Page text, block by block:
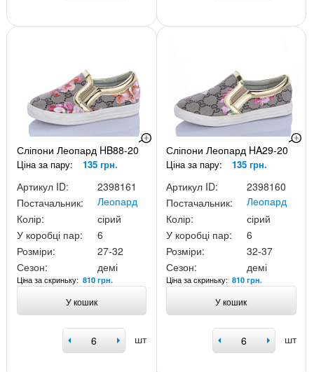
Сліпони Леопард HB88-20
Ціна за пару: 135 грн.
Артикул ID:
2398161
Постачальник:
Леопард
Колір:
сірий
У коробці пар:
6
Розміри:
27-32
Сезон:
демі
Ціна за скриньку: 810 грн.
У кошик
шт
Сліпони Леопард HA29-20
Ціна за пару: 135 грн.
Артикул ID:
2398160
Постачальник:
Леопард
Колір:
сірий
У коробці пар:
6
Розміри:
32-37
Сезон:
демі
Ціна за скриньку:810 грн.
У кошик
шт